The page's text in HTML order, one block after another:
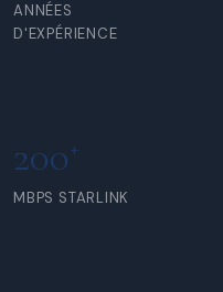
ANNÉES
D'EXPÉRIENCE
200+
MBPS STARLINK